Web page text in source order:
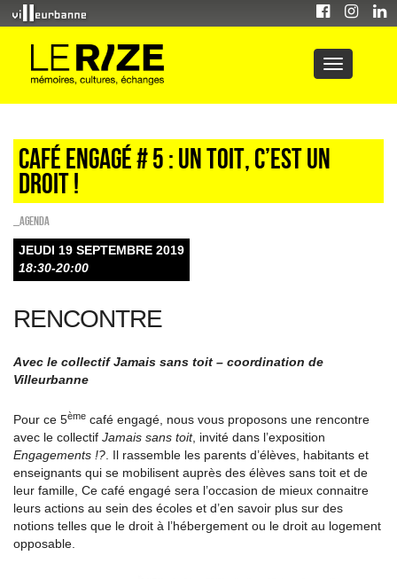
CAFÉ ENGAGÉ # 5 : UN TOIT, C’EST UN
DROIT !
_Agenda
JEUDI 19 SEPTEMBRE 2019
18:30-20:00
RENCONTRE
Avec le collectif Jamais sans toit – coordination de
Villeurbanne
Pour ce 5ème café engagé, nous vous proposons une rencontre
avec le collectif Jamais sans toit, invité dans l’exposition
Engagements !? . Il rassemble les parents d’élèves, habitants et
enseignants qui se mobilisent auprès des élèves sans toit et de
leur famille, Ce café engagé sera l’occasion de mieux connaitre
leurs actions au sein des écoles et d’en savoir plus sur des
notions telles que le droit à l’hébergement ou le droit au logement
opposable.